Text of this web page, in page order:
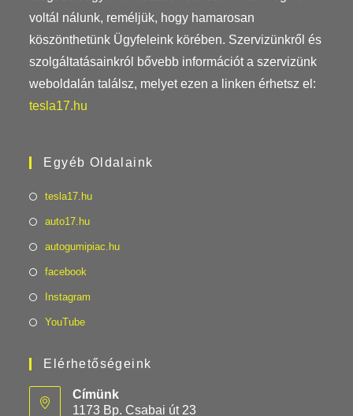
voltál nálunk, reméljük, hogy hamarosan
köszönthetünk Ügyfeleink körében. Szervizünkről és
szolgáltatásainkról bővebb információt a szervizünk
weboldalán találsz, melyet ezen a linken érhetsz el:
tesla17.hu
Egyéb Oldalaink
tesla17.hu
auto17.hu
autogumipiac.hu
facebook
Instagram
YouTube
Elérhetőségeink
Címünk
1173 Bp. Csabai út 23